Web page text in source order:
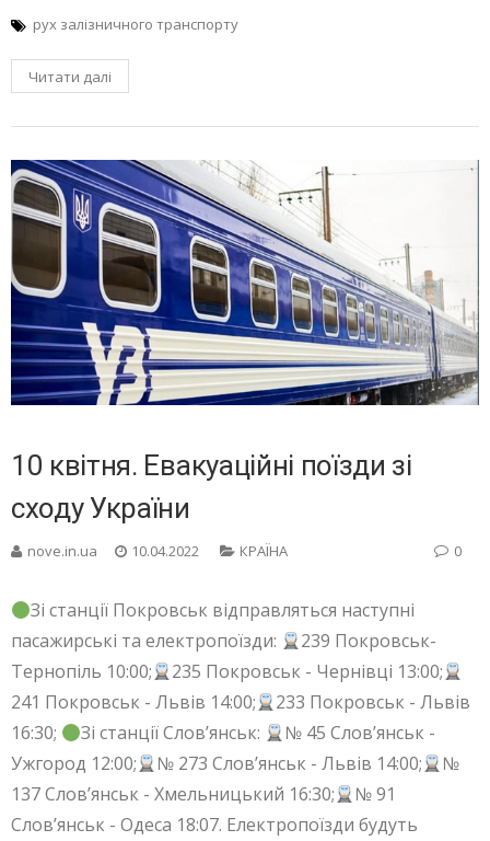
рух залізничного транспорту
Читати далі
10 квітня. Евакуаційні поїзди зі
сходу України
nove.in.ua 10.04.2022 КРАЇНА 0
Зі станції Покровськ відправляться наступні
пасажирські та електропоїзди:
239 Покровськ-
Тернопіль 10:00;
235 Покровськ - Чернівці 13:00;
241 Покровськ - Львів 14:00;
233 Покровськ - Львів
16:30;
Зі станції Слов’янськ:
№ 45 Слов’янськ -
Ужгород 12:00;
№ 273 Слов’янськ - Львів 14:00;
№
137 Слов’янськ - Хмельницький 16:30;
№ 91
Слов’янськ - Одеса 18:07. Електропоїзди будуть